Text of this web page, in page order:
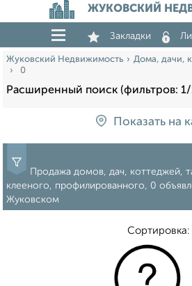
ЖУКОВСКИЙ
Закладки
Жуковский Недвижимость Дома, дачи,
0
Расширенный поиск (фильтров: 1/
Показать на
Продажа домов, дач, коттеджей,
клееного, профилированного, 0
Жуковском
Сортировка: